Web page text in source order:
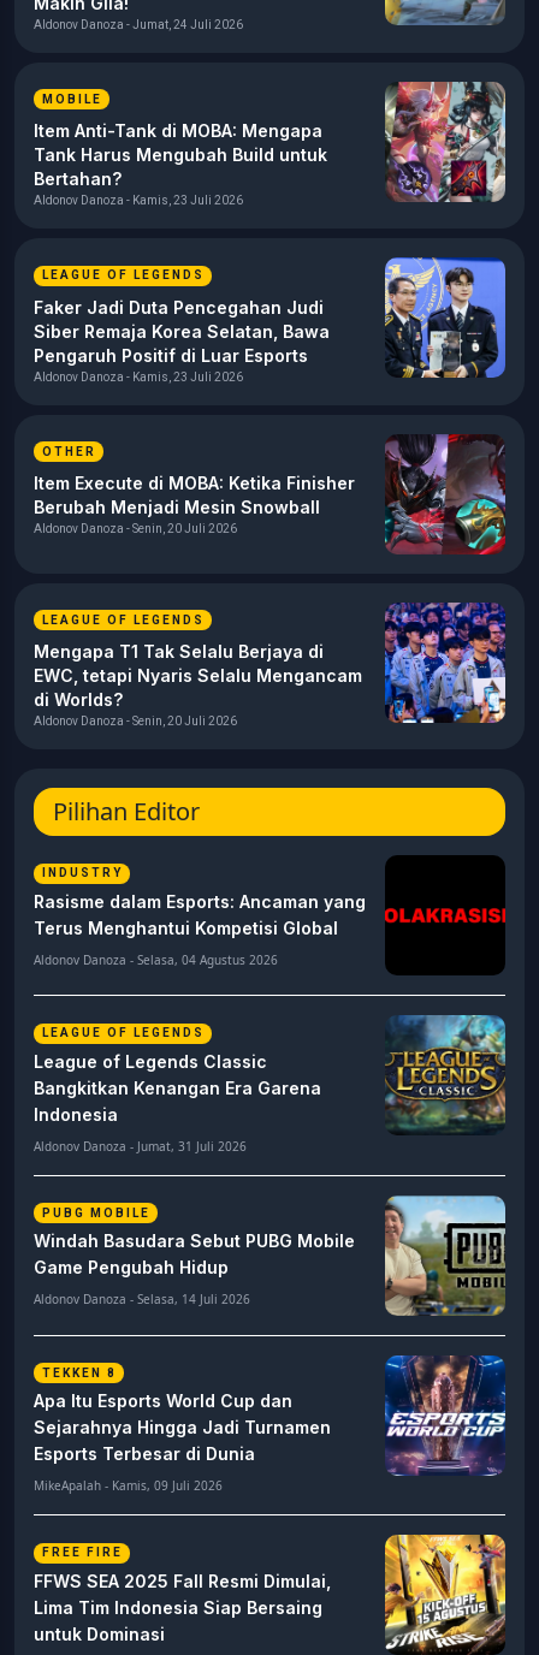
Aldonov Danoza - Jumat, 24 Juli 2026
MOBILE
Item Anti-Tank di MOBA: Mengapa
Tank Harus Mengubah Build untuk
Bertahan?
Aldonov Danoza - Kamis, 23 Juli 2026
LEAGUE OF LEGENDS
Faker Jadi Duta Pencegahan Judi
Siber Remaja Korea Selatan, Bawa
Pengaruh Positif di Luar Esports
Aldonov Danoza - Kamis, 23 Juli 2026
OTHER
Item Execute di MOBA: Ketika Finisher
Berubah Menjadi Mesin Snowball
Aldonov Danoza - Senin, 20 Juli 2026
LEAGUE OF LEGENDS
Mengapa T1 Tak Selalu Berjaya di
EWC, tetapi Nyaris Selalu Mengancam
di Worlds?
Aldonov Danoza - Senin, 20 Juli 2026
Pilihan Editor
INDUSTRY
Rasisme dalam Esports: Ancaman yang
Terus Menghantui Kompetisi Global
Aldonov Danoza - Selasa, 04 Agustus 2026
LEAGUE OF LEGENDS
League of Legends Classic
Bangkitkan Kenangan Era Garena
Indonesia
Aldonov Danoza - Jumat, 31 Juli 2026
PUBG MOBILE
Windah Basudara Sebut PUBG Mobile
Game Pengubah Hidup
Aldonov Danoza - Selasa, 14 Juli 2026
TEKKEN 8
Apa Itu Esports World Cup dan
Sejarahnya Hingga Jadi Turnamen
Esports Terbesar di Dunia
MikeApalah - Kamis, 09 Juli 2026
FREE FIRE
FFWS SEA 2025 Fall Resmi Dimulai,
Lima Tim Indonesia Siap Bersaing
untuk Dominasi